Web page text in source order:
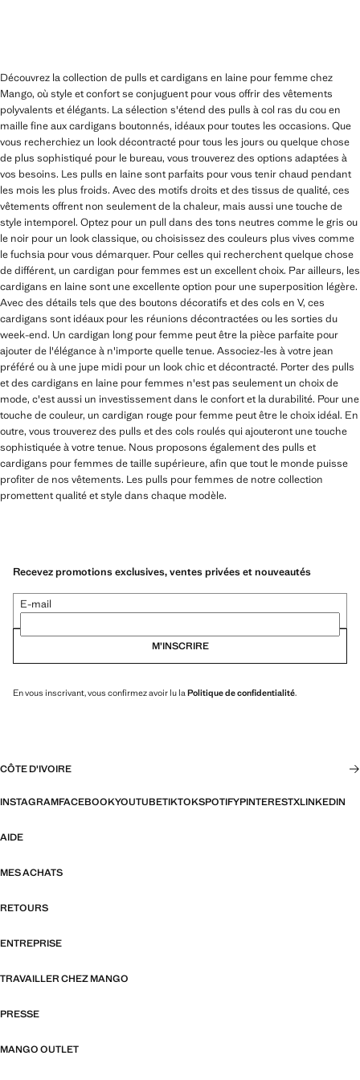
Découvrez la collection de pulls et cardigans en laine pour femme chez
Mango, où style et confort se conjuguent pour vous offrir des vêtements
polyvalents et élégants. La sélection s'étend des pulls à col ras du cou en
maille fine aux cardigans boutonnés, idéaux pour toutes les occasions. Que
vous recherchiez un look décontracté pour tous les jours ou quelque chose
de plus sophistiqué pour le bureau, vous trouverez des options adaptées à
vos besoins. Les pulls en laine sont parfaits pour vous tenir chaud pendant
les mois les plus froids. Avec des motifs droits et des tissus de qualité, ces
vêtements offrent non seulement de la chaleur, mais aussi une touche de
style intemporel. Optez pour un pull dans des tons neutres comme le gris ou
le noir pour un look classique, ou choisissez des couleurs plus vives comme
le fuchsia pour vous démarquer. Pour celles qui recherchent quelque chose
de différent, un cardigan pour femmes est un excellent choix. Par ailleurs, les
cardigans en laine sont une excellente option pour une superposition légère.
Avec des détails tels que des boutons décoratifs et des cols en V, ces
cardigans sont idéaux pour les réunions décontractées ou les sorties du
week-end. Un cardigan long pour femme peut être la pièce parfaite pour
ajouter de l'élégance à n'importe quelle tenue. Associez-les à votre jean
préféré ou à une jupe midi pour un look chic et décontracté. Porter des pulls
et des cardigans en laine pour femmes n'est pas seulement un choix de
mode, c'est aussi un investissement dans le confort et la durabilité. Pour une
touche de couleur, un cardigan rouge pour femme peut être le choix idéal. En
outre, vous trouverez des pulls et des cols roulés qui ajouteront une touche
sophistiquée à votre tenue. Nous proposons également des pulls et
cardigans pour femmes de taille supérieure, afin que tout le monde puisse
profiter de nos vêtements. Les pulls pour femmes de notre collection
promettent qualité et style dans chaque modèle.
Recevez promotions exclusives, ventes privées et nouveautés
E-mail
M’INSCRIRE
En vous inscrivant, vous confirmez avoir lu la Politique de confidentialité.
CÔTE D'IVOIRE
INSTAGRAMFACEBOOKYOUTUBETIKTOKSPOTIFYPINTERESTXLINKEDIN
AIDE
MES ACHATS
RETOURS
ENTREPRISE
TRAVAILLER CHEZ MANGO
PRESSE
MANGO OUTLET